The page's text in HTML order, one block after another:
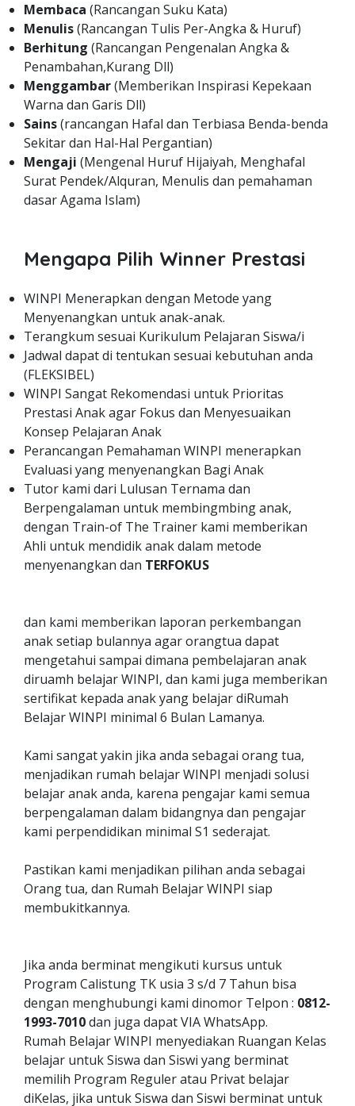
Membaca (Rancangan Suku Kata)
Menulis(Rancangan Tulis Per-Angka & Huruf)
Berhitung (Rancangan Pengenalan Angka &
Penambahan,Kurang Dll)
Menggambar(Memberikan Inspirasi Kepekaan
Warna dan Garis Dll)
Sains(rancangan Hafal dan Terbiasa Benda-benda
Sekitar dan Hal-Hal Pergantian)
Mengaji (Mengenal Huruf Hijaiyah, Menghafal
Surat Pendek/Alquran, Menulis dan pemahaman
dasar Agama Islam)
Mengapa Pilih Winner Prestasi
WINPI Menerapkan dengan Metode yang
Menyenangkan untuk anak-anak.
Terangkum sesuai Kurikulum Pelajaran Siswa/i
Jadwal dapat di tentukan sesuai kebutuhan anda
(FLEKSIBEL)
WINPI Sangat Rekomendasi untuk Prioritas
Prestasi Anak agar Fokus dan Menyesuaikan
Konsep Pelajaran Anak
Perancangan Pemahaman WINPI menerapkan
Evaluasi yang menyenangkan Bagi Anak
Tutor kami dari Lulusan Ternama dan
Berpengalaman untuk membingmbing anak,
dengan Train-of The Trainer kami memberikan
Ahli untuk mendidik anak dalam metode
menyenangkan dan TERFOKUS
dan kami memberikan laporan perkembangan
anak setiap bulannya agar orangtua dapat
mengetahui sampai dimana pembelajaran anak
diruamh belajar WINPI, dan kami juga memberikan
sertifikat kepada anak yang belajar diRumah
Belajar WINPI minimal 6 Bulan Lamanya.
Kami sangat yakin jika anda sebagai orang tua,
menjadikan rumah belajar WINPI menjadi solusi
belajar anak anda, karena pengajar kami semua
berpengalaman dalam bidangnya dan pengajar
kami perpendidikan minimal S1 sederajat.
Pastikan kami menjadikan pilihan anda sebagai
Orang tua, dan Rumah Belajar WINPI siap
membukitkannya.
Jika anda berminat mengikuti kursus untuk
Program Calistung TK usia 3 s/d 7 Tahun bisa
dengan menghubungi kami dinomor Telpon : 0812-
1993-7010dan juga dapat VIA WhatsApp.
Rumah Belajar WINPI menyediakan Ruangan Kelas
belajar untuk Siswa dan Siswi yang berminat
memilih Program Reguler atau Privat belajar
diKelas, jika untuk Siswa dan Siswi berminat untuk